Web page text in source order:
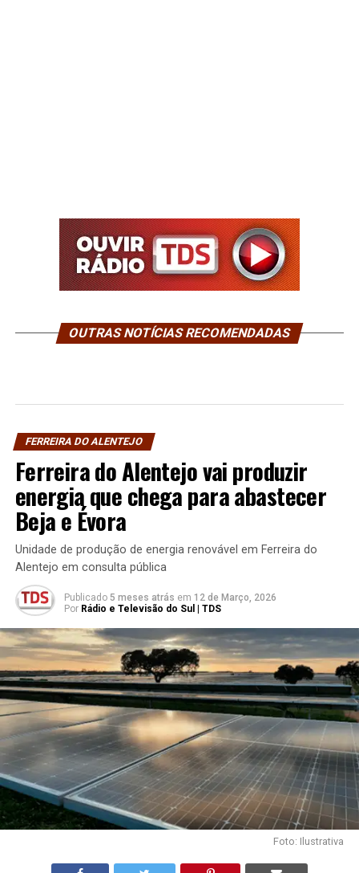
OUTRAS NOTÍCIAS RECOMENDADAS
FERREIRA DO ALENTEJO
Ferreira do Alentejo vai produzir
energia que chega para abastecer
Beja e Évora
Unidade de produção de energia renovável em Ferreira do
Alentejo em consulta pública
Publicado 5 meses atrás em 12 de Março, 2026
Por Rádio e Televisão do Sul | TDS
Foto: Ilustrativa